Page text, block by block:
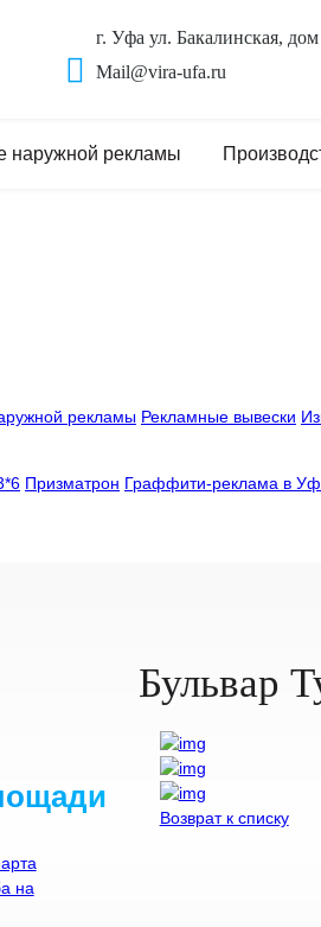
г. Уфа ул. Бакалинская,
Mail@vira-ufa.ru
наружной рекламы
рекламы Рекламные вывески
Призматрон Граффити-реклама в
Бульвар
на
Возврат к списку